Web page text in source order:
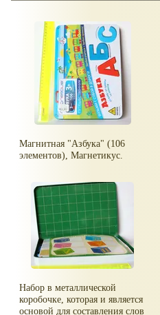
Магнитная "Азбука" (106
элементов), Магнетикус.
Набор в металлической
коробочке, которая и является
основой для составления слов